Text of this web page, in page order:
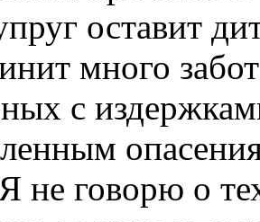
оставит
много
с
не говорю о